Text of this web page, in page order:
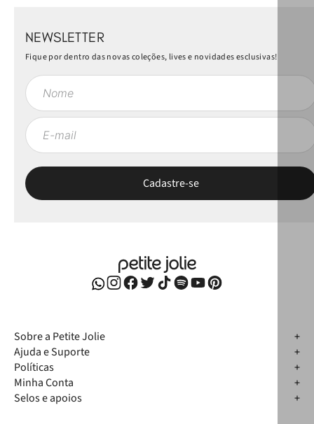
NEWSLETTER
Fique por dentro das novas coleções, lives e novidades esclusivas!
Sobre a Petite Jolie
Ajuda e Suporte
Políticas
Minha Conta
Selos e apoios